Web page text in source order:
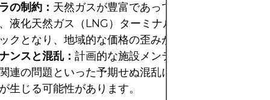
の制約： 天然ガスが豊富であっても、パイプライン
液化天然ガス（LNG）ターミナルの限界により供給
クとなり、地域的な価格の歪みが生じる可能性があ
ンスと混乱： 計画的な施設メンテナンス、あるいは
連の問題といった予期せぬ混乱により供給が滞り、
生じる可能性があります。